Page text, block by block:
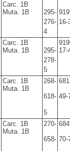
Carc. 1B
Muta. 1B
295-
276-
4
16-
Carc. 1B
Muta. 1B
295-
278-
5
17-
Carc. 1B
Muta. 1B
268-
618-
5
49-
Carc. 1B
Muta. 1B
270-
658- 70-